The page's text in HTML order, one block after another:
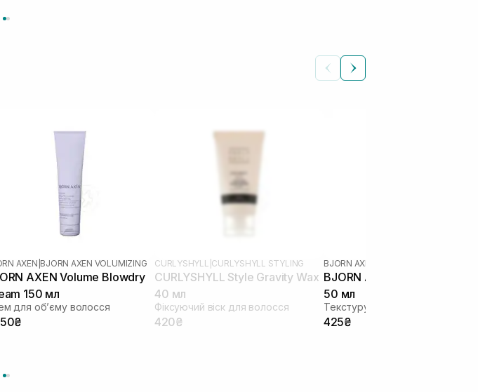
AXEN BJORN AXEN VOLUMIZING
AXEN Volume Blowdry
150 мл
для обʼєму волосся
CURLYSHYLL CURLYSHYLL STYLING
CURLYSHYLL Style Gravity Wax
40 мл
Фіксуючий віск для волосся
420₴
BJORN AXEN
BJORN AXEN Salt Water
50 мл
Текстуруючий сольовий спрей
425₴